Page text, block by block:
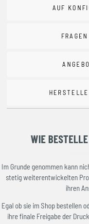
AUF
WIE
Im Grunde genommen kann
stetig weiterentwickelten
ihren
Egal ob sie im Shop bestellen
ihre finale Freigabe der